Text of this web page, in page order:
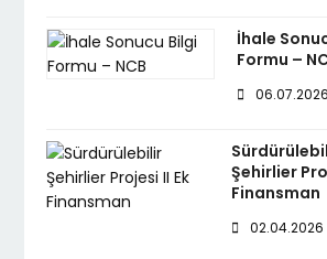
İhale
Formu –
06.07.2026
Şehirlier
Finansman
02.04.2026